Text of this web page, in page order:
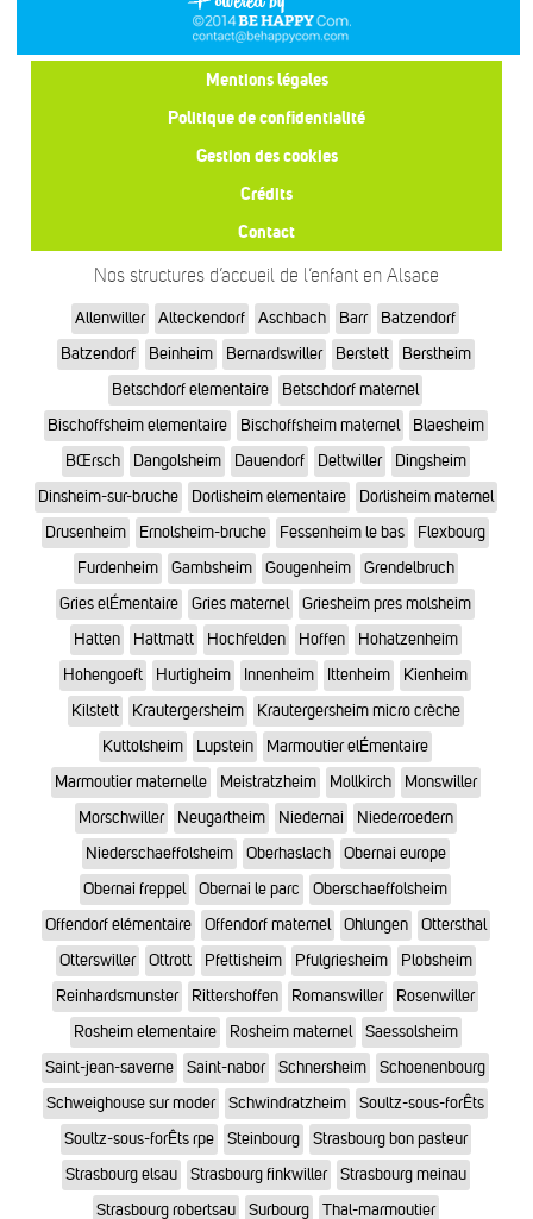
Mentions légales
Politique de confidentialité
Gestion des cookies
Crédits
Contact
Nos structures d’accueil de l’enfant en Alsace
Allenwiller Alteckendorf Aschbach Barr
Batzendorf
Batzendorf
Beinheim Bernardswiller Berstett
Berstheim
Betschdorf elementaire
Betschdorf maternel
Bischoffsheim elementaire
Bischoffsheim maternel
Blaesheim
BŒrsch
Dangolsheim Dauendorf Dettwiller
Dingsheim
Dinsheim-sur-bruche
Dorlisheim elementaire
Dorlisheim maternel
Drusenheim
Ernolsheim-bruche Fessenheim le bas
Flexbourg
Furdenheim
Gambsheim Gougenheim
Grendelbruch
Gries elÉmentaire
Gries maternel
Griesheim pres molsheim
Hatten
Hattmatt Hochfelden Hoffen
Hohatzenheim
Hohengoeft
Hurtigheim Innenheim Ittenheim
Kienheim
Kilstett
Krautergersheim
Krautergersheim micro crèche
Kuttolsheim
Lupstein
Marmoutier elÉmentaire
Marmoutier maternelle
Meistratzheim Mollkirch
Monswiller
Morschwiller
Neugartheim Niedernai
Niederroedern
Niederschaeffolsheim
Oberhaslach
Obernai europe
Obernai freppel
Obernai le parc
Oberschaeffolsheim
Offendorf elémentaire
Offendorf maternel Ohlungen
Ottersthal
Otterswiller
Ottrott Pfettisheim Pfulgriesheim
Plobsheim
Reinhardsmunster
Rittershoffen Romanswiller
Rosenwiller
Rosheim elementaire
Rosheim maternel
Saessolsheim
Saint-jean-saverne
Saint-nabor Schnersheim
Schoenenbourg
Schweighouse sur moder
Schwindratzheim
Soultz-sous-forÊts
Soultz-sous-forÊts rpe
Steinbourg
Strasbourg bon pasteur
Strasbourg elsau
Strasbourg finkwiller
Strasbourg meinau
Strasbourg robertsau
Surbourg Thal-marmoutier